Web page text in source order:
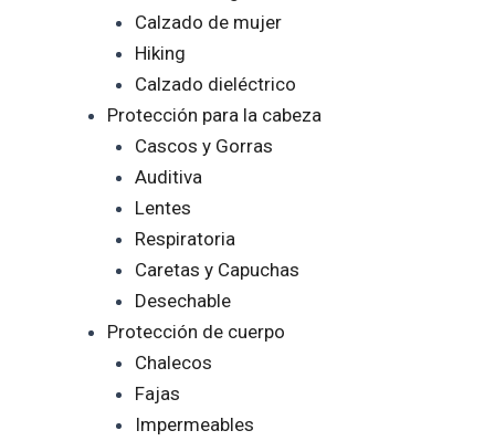
Calzado de mujer
Hiking
Calzado dieléctrico
Protección para la cabeza
Cascos y Gorras
Auditiva
Lentes
Respiratoria
Caretas y Capuchas
Desechable
Protección de cuerpo
Chalecos
Fajas
Impermeables